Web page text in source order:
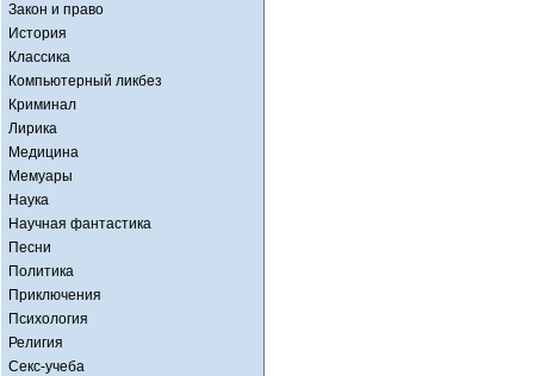
Закон и право
История
Классика
Компьютерный ликбез
Криминал
Лирика
Медицина
Мемуары
Наука
Научная фантастика
Песни
Политика
Приключения
Психология
Религия
Секс-учеба